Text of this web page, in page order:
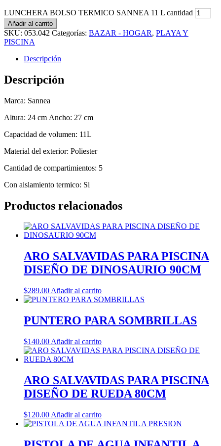
LUNCHERA BOLSO TERMICO SANNEA 11 L cantidad
Añadir al carrito
SKU: 053.042 Categorías: BAZAR - HOGAR, PLAYA Y
PISCINA
Descripción
Descripción
Marca: Sannea
Altura: 24 cm Ancho: 27 cm
Capacidad de volumen: 11L
Material del exterior: Poliester
Cantidad de compartimientos: 5
Con aislamiento termico: Si
Productos relacionados
ARO SALVAVIDAS PARA PISCINA
DISEÑO DE DINOSAURIO 90CM
$289.00 Añadir al carrito
PUNTERO PARA SOMBRILLAS
$140.00 Añadir al carrito
ARO SALVAVIDAS PARA PISCINA
DISEÑO DE RUEDA 80CM
$120.00 Añadir al carrito